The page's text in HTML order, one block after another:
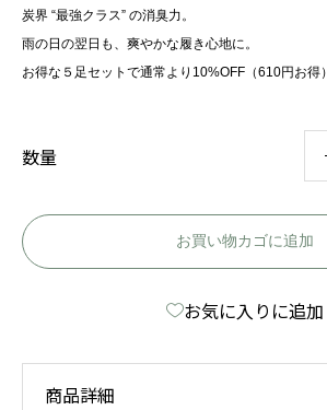
炭界 “最強クラス” の消臭力。
雨の日の翌日も、爽やかな履き心地に。
お得な５足セットで通常より10%OFF（610円お得）
数量
お買い物カゴに追加
お気に入りに追加
商品詳細